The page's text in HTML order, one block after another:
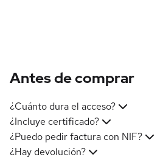
Antes de comprar
¿Cuánto dura el acceso?
¿Incluye certificado?
¿Puedo pedir factura con NIF?
¿Hay devolución?